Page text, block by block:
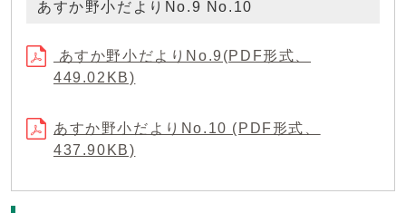
あすか野小だよりNo.9 No.10
あすか野小だよりNo.9(PDF形式、
449.02KB)
あすか野小だよりNo.10 (PDF形式、
437.90KB)